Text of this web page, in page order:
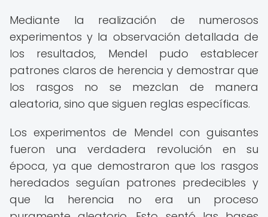
Mediante la realización de numerosos
experimentos y la observación detallada de
los resultados, Mendel pudo establecer
patrones claros de herencia y demostrar que
los rasgos no se mezclan de manera
aleatoria, sino que siguen reglas específicas.
Los experimentos de Mendel con guisantes
fueron una verdadera revolución en su
época, ya que demostraron que los rasgos
heredados seguían patrones predecibles y
que la herencia no era un proceso